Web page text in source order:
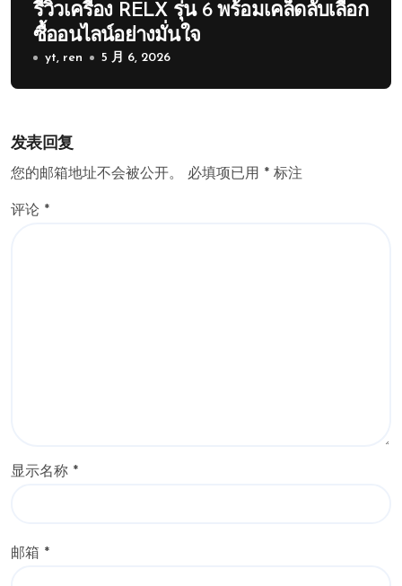
รีวิวเครื่อง RELX รุ่น 6 พร้อมเคล็ดลับเลือก
ซื้ออนไลน์อย่างมั่นใจ
yt, ren 5 月 6, 2026
发表回复
您的邮箱地址不会被公开。 必填项已用 * 标注
评论 *
显示名称 *
邮箱 *